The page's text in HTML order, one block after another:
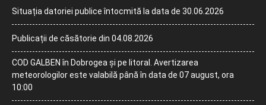
Situația datoriei publice întocmită la data de 30.06.2026
Publicații de căsătorie din 04.08.2026
COD GALBEN în Dobrogea și pe litoral. Avertizarea
meteorologilor este valabilă până în data de 07 august, ora
10:00